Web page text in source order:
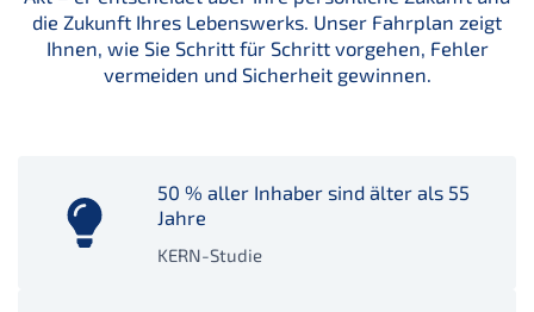
die Zukunft Ihres Lebenswerks. Unser Fahrplan zeigt
Ihnen, wie Sie Schritt für Schritt vorgehen, Fehler
vermeiden und Sicherheit gewinnen.
50 % aller Inhaber sind älter als 55
Jahre
KERN-Studie